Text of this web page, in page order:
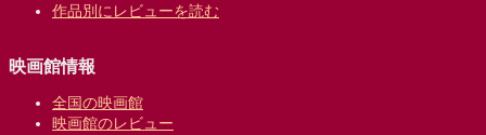
作品別にレビューを読む
映画館情報
全国の映画館
映画館のレビュー